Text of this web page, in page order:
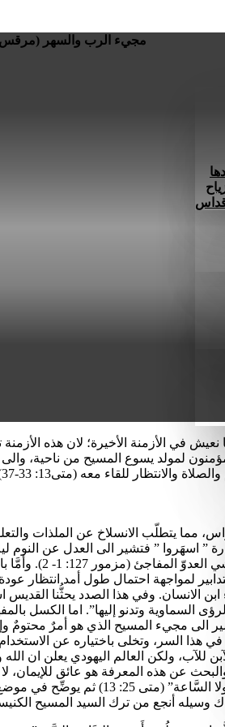
قداس
مجيء الرب والسهر (مرقس 13: 33-37)
في الأزمنة الأخيرة؛ لان هذه
لمولد يسوع المسيح من ناحية، والى
تكمن أهمية البحث في وقائع النص الإنجيلي وتطبيقاته.
مما يتطلّب الانسلاخ عن الملذات
وأمَّا عبارة ” اسهَروا ” فتشير الى
الإنجيلي. وقد
لمواجهة احتمال طول أمد انتظار
ابن الانسان. وفي هذا الصدد يحثُّنا
السماوية وتدنو إليها”. اما الكسل
الى مجيء المسيح الذي هو أمرٌ
السر، وتخلى باختياره عن
للآب، ولكن العالم اليهودي يعلن ان
والأَوقاتَ الَّتي حَدَّدَها الآبُ بِذاتِ سُلطانِه (أعمال الرسل 1: